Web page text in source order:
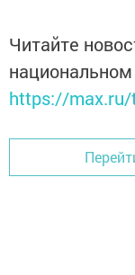
Читайте
https://